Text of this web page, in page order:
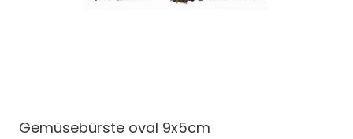
Gemüsebürste oval 9x5cm